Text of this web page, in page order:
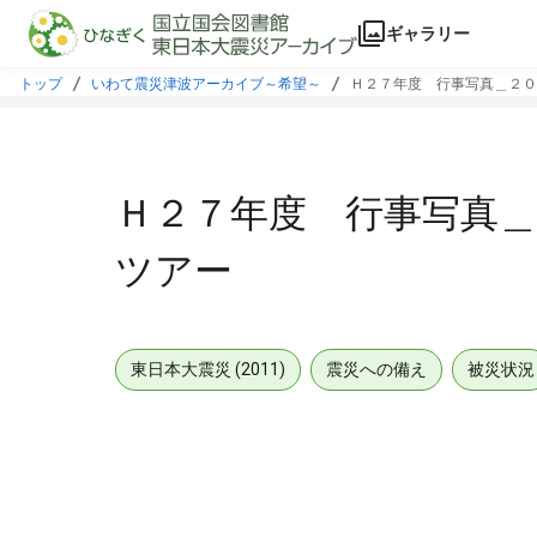
本文に飛ぶ
ギャラリー
トップ いわて震災津波アーカイブ～希望～ Ｈ２７年度 行事写真＿２
Ｈ２７年度 行事写真
ツアー
東日本大震災 (2011) 震災への備え 被災状況